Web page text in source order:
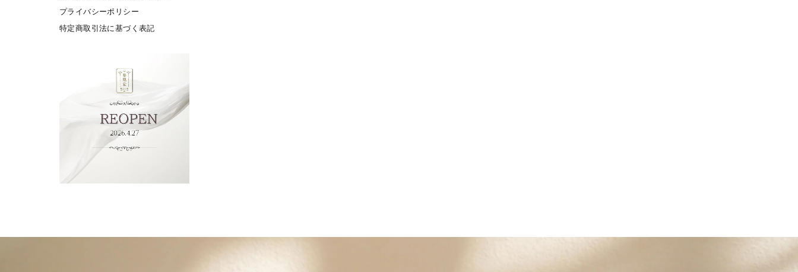
プライバシーポリシー
特定商取引法に基づく表記